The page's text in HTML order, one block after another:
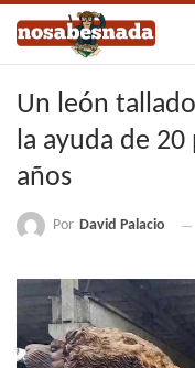
Un león
la ayuda de
años
Por David Palacio